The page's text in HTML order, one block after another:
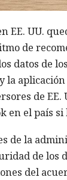
EE. UU.
de
datos de
la
de
en el país si
de la
de los
del